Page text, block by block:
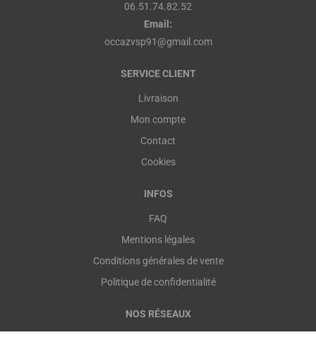
06.51.74.82.52
Email:
occazvsp91@gmail.com
SERVICE CLIENT
Livraison
Mon compte
Contact
Cookies
INFOS
FAQ
Mentions légales
Conditions générales de vente
Politique de confidentialité
NOS RÉSEAUX